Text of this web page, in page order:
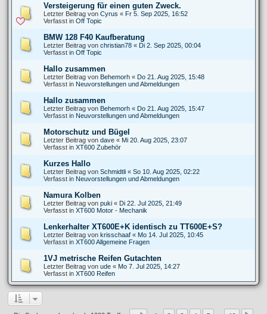
Versteigerung für einen guten Zweck.
Letzter Beitrag von Cyrus « Fr 5. Sep 2025, 16:52
Verfasst in Off Topic
BMW 128 F40 Kaufberatung
Letzter Beitrag von christian78 « Di 2. Sep 2025, 00:04
Verfasst in Off Topic
Hallo zusammen
Letzter Beitrag von Behemorh « Do 21. Aug 2025, 15:48
Verfasst in Neuvorstellungen und Abmeldungen
Hallo zusammen
Letzter Beitrag von Behemorh « Do 21. Aug 2025, 15:47
Verfasst in Neuvorstellungen und Abmeldungen
Motorschutz und Bügel
Letzter Beitrag von dave « Mi 20. Aug 2025, 23:07
Verfasst in XT600 Zubehör
Kurzes Hallo
Letzter Beitrag von Schmidtli « So 10. Aug 2025, 02:22
Verfasst in Neuvorstellungen und Abmeldungen
Namura Kolben
Letzter Beitrag von puki « Di 22. Jul 2025, 21:49
Verfasst in XT600 Motor - Mechanik
Lenkerhalter XT600E+K identisch zu TT600E+S?
Letzter Beitrag von krisschaaf « Mo 14. Jul 2025, 10:45
Verfasst in XT600 Allgemeine Fragen
1VJ metrische Reifen Gutachten
Letzter Beitrag von ude « Mo 7. Jul 2025, 14:27
Verfasst in XT600 Reifen